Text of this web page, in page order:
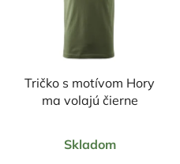
Tričko s motívom Hory
ma volajú čierne
hodnotenie
Skladom